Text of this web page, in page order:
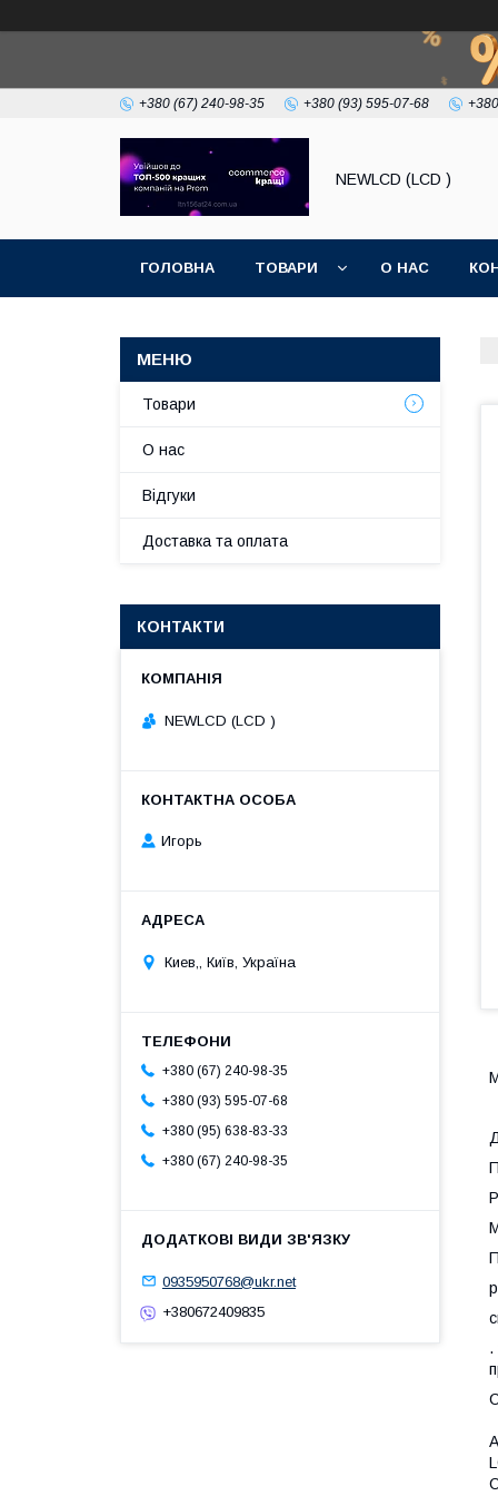
+380 (67) 240-98-35 +380 (93) 595-07-68
NEWLCD (LCD )
ГОЛОВНА ТОВАРИ О НАС
.
Товари
О нас
Відгуки
Доставка та оплата
КОНТАКТИ
NEWLCD (LCD )
Игорь
Киев,, Київ, Україна
+380 (67) 240-98-35
+380 (93) 595-07-68
+380 (95) 638-83-33
+380 (67) 240-98-35
0935950768@ukr.net
+380672409835